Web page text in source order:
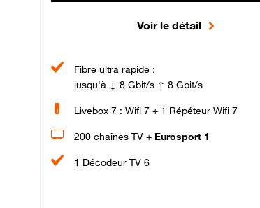
Voir le détail
Fibre ultra rapide :
jusqu'à ↓ 8 Gbit/s ↑ 8 Gbit/s
Livebox 7 : Wifi 7 + 1 Répéteur Wifi 7
200 chaînes TV + Eurosport 1
1 Décodeur TV 6